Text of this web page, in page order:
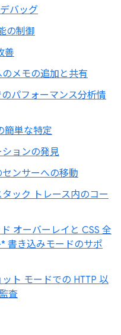
バッグ
の制御
善
メモの追加と共有
パフォーマンス分析情
簡単な特定
ョンの発見
ンサーへの移動
ック トレース内のコー
オーバーレイと CSS 全
書き込みモードのサポ
ト モードでの HTTP 以
査